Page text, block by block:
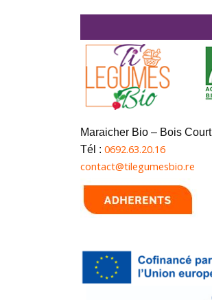
Maraicher Bio – Bois Court
Tél : 0692.63.20.16
contact@tilegumesbio.re